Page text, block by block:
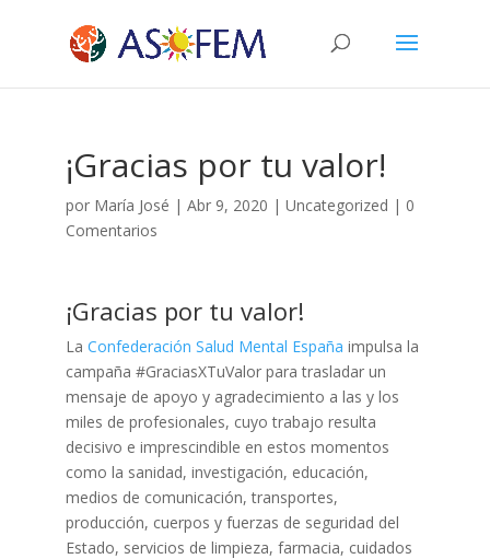
¡Gracias por tu valor!
por María José | Abr 9, 2020 | Uncategorized | 0
Comentarios
¡Gracias por tu valor!
La Confederación Salud Mental España impulsa la
campaña #GraciasXTuValor para trasladar un
mensaje de apoyo y agradecimiento a las y los
miles de profesionales, cuyo trabajo resulta
decisivo e imprescindible en estos momentos
como la sanidad, investigación, educación,
medios de comunicación, transportes,
producción, cuerpos y fuerzas de seguridad del
Estado, servicios de limpieza, farmacia, cuidados